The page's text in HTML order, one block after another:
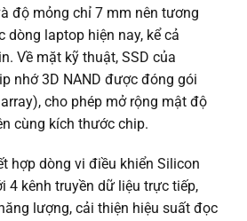
độ mỏng chỉ 7 mm nên tương
dòng laptop hiện nay, kể cả
Về mặt kỹ thuật, SSD của
nhớ 3D NAND được đóng gói
cho phép mở rộng mật độ
cùng kích thước chip.
hợp dòng vi điều khiển Silicon
4 kênh truyền dữ liệu trực tiếp,
lượng, cải thiện hiệu suất đọc